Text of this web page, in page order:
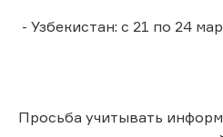
- Узбекистан: с 21 по 24
Просьба учитывать